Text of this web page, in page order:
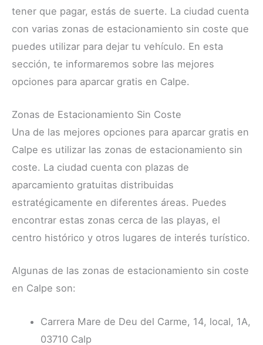
tener que pagar, estás de suerte. La ciudad cuenta
con varias zonas de estacionamiento sin coste que
puedes utilizar para dejar tu vehículo. En esta
sección, te informaremos sobre las mejores
opciones para aparcar gratis en Calpe.
Zonas de Estacionamiento Sin Coste
Una de las mejores opciones para aparcar gratis en
Calpe es utilizar las zonas de estacionamiento sin
coste. La ciudad cuenta con plazas de
aparcamiento gratuitas distribuidas
estratégicamente en diferentes áreas. Puedes
encontrar estas zonas cerca de las playas, el
centro histórico y otros lugares de interés turístico.
Algunas de las zonas de estacionamiento sin coste
en Calpe son:
Carrera Mare de Deu del Carme, 14, local, 1A,
03710 Calp